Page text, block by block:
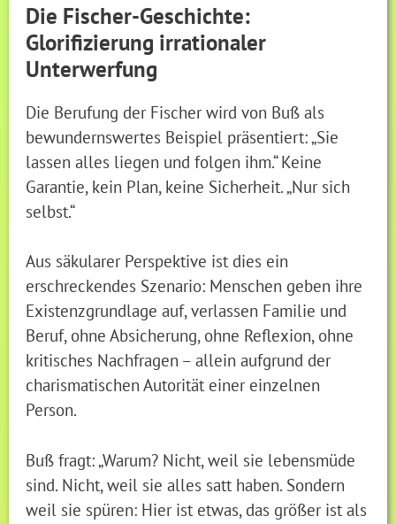
Die Fischer-Geschichte:
Glorifizierung irrationaler
Unterwerfung
Die Berufung der Fischer wird von Buß als
bewundernswertes Beispiel präsentiert: „Sie
lassen alles liegen und folgen ihm.“ Keine
Garantie, kein Plan, keine Sicherheit. „Nur sich
selbst.“
Aus säkularer Perspektive ist dies ein
erschreckendes Szenario: Menschen geben ihre
Existenzgrundlage auf, verlassen Familie und
Beruf, ohne Absicherung, ohne Reflexion, ohne
kritisches Nachfragen – allein aufgrund der
charismatischen Autorität einer einzelnen
Person.
Buß fragt: „Warum? Nicht, weil sie lebensmüde
sind. Nicht, weil sie alles satt haben. Sondern
weil sie spüren: Hier ist etwas, das größer ist als